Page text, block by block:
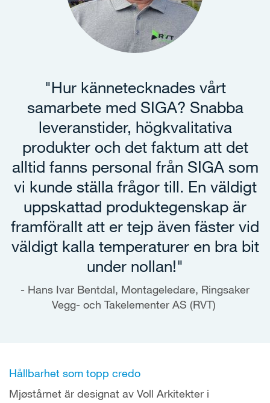
"Hur kännetecknades vårt
samarbete med SIGA? Snabba
leveranstider, högkvalitativa
produkter och det faktum att det
alltid fanns personal från SIGA som
vi kunde ställa frågor till. En väldigt
uppskattad produktegenskap är
framförallt att er tejp även fäster vid
väldigt kalla temperaturer en bra bit
under nollan!"
Hans Ivar Bentdal, Montageledare, Ringsaker
Vegg- och Takelementer AS (RVT)
Hållbarhet som topp credo
Mjøstårnet är designat av Voll Arkitekter i